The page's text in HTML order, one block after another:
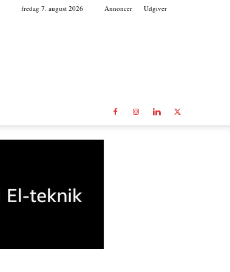
fredag 7. august 2026 Annoncer Udgiver